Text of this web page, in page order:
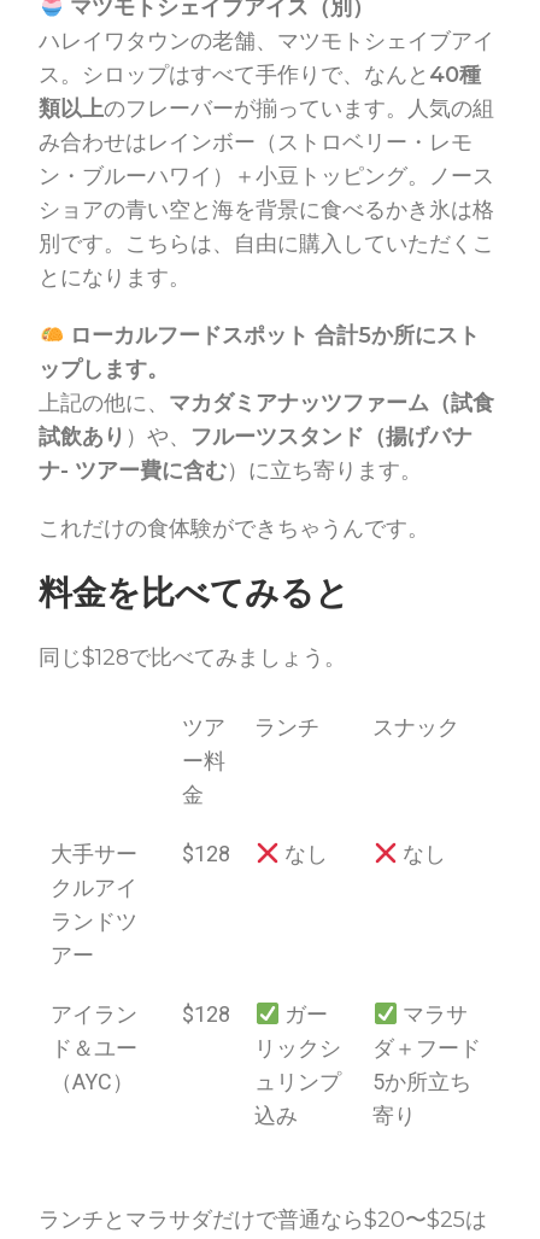
マツモトシェイブアイス（別）
ハレイワタウンの老舗、マツモトシェイブアイ
ス。シロップはすべて手作りで、なんと 40種
類以上のフレーバーが揃っています。人気の組
み合わせはレインボー（ストロベリー・レモ
ン・ブルーハワイ）＋小豆トッピング。ノース
ショアの青い空と海を背景に食べるかき氷は格
別です。こちらは、自由に購入していただくこ
とになります。
ローカルフードスポット 合計5か所にスト
ップします。
上記の他に、 マカダミアナッツファーム（試食
試飲あり ）や、 フルーツスタンド（揚げバナ
ナ- ツアー費に含む）に立ち寄ります。
これだけの食体験ができちゃうんです。
料金を比べてみると
同じ$128で比べてみましょう。
ツア
ー料
金
ランチ スナック
大手サー
クルアイ
ランドツ
アー
$128 なし なし
アイラン
ド＆ユー
（AYC）
$128
ガー
リックシ
ュリンプ
込み
マラサ
ダ＋フード
5か所立ち
寄り
ランチとマラサダだけで普通なら$20〜$25は